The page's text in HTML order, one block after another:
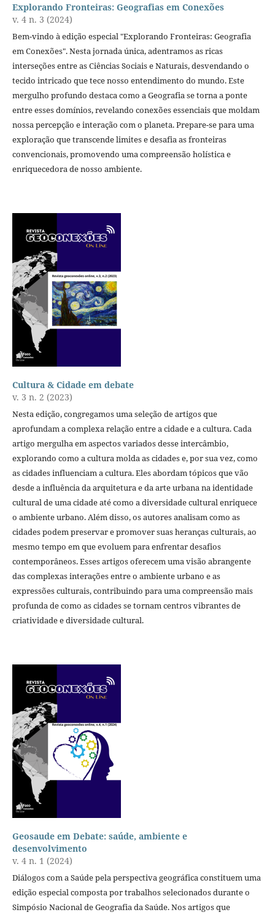
Explorando Fronteiras: Geografias em Conexões
v. 4 n. 3 (2024)
Bem-vindo à edição especial "Explorando Fronteiras: Geografia
em Conexões". Nesta jornada única, adentramos as ricas
interseções entre as Ciências Sociais e Naturais, desvendando o
tecido intricado que tece nosso entendimento do mundo. Este
mergulho profundo destaca como a Geografia se torna a ponte
entre esses domínios, revelando conexões essenciais que moldam
nossa percepção e interação com o planeta. Prepare-se para uma
exploração que transcende limites e desafia as fronteiras
convencionais, promovendo uma compreensão holística e
enriquecedora de nosso ambiente.
Cultura & Cidade em debate
v. 3 n. 2 (2023)
Nesta edição, congregamos uma seleção de artigos que
aprofundam a complexa relação entre a cidade e a cultura. Cada
artigo mergulha em aspectos variados desse intercâmbio,
explorando como a cultura molda as cidades e, por sua vez, como
as cidades influenciam a cultura. Eles abordam tópicos que vão
desde a influência da arquitetura e da arte urbana na identidade
cultural de uma cidade até como a diversidade cultural enriquece
o ambiente urbano. Além disso, os autores analisam como as
cidades podem preservar e promover suas heranças culturais, ao
mesmo tempo em que evoluem para enfrentar desafios
contemporâneos. Esses artigos oferecem uma visão abrangente
das complexas interações entre o ambiente urbano e as
expressões culturais, contribuindo para uma compreensão mais
profunda de como as cidades se tornam centros vibrantes de
criatividade e diversidade cultural.
Geosaude em Debate: saúde, ambiente e
desenvolvimento
v. 4 n. 1 (2024)
Diálogos com a Saúde pela perspectiva geográfica constituem uma
edição especial composta por trabalhos selecionados durante o
Simpósio Nacional de Geografia da Saúde. Nos artigos que